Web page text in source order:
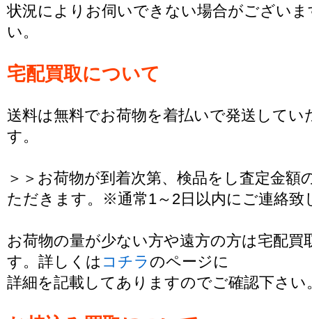
状況によりお伺いできない場合がござい
い。
宅配買取について
送料は無料でお荷物を着払いで発送してい
す。
＞＞お荷物が到着次第、検品をし査定金額
ただきます。※通常1～2日以内にご連絡致
お荷物の量が少ない方や遠方の方は宅配買
す。詳しくは コチラのページに
詳細を記載してありますのでご確認下さい